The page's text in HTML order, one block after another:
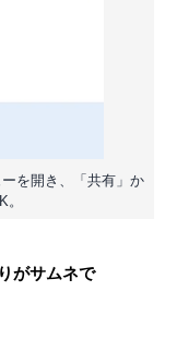
を開き、「共有」か
がサムネで